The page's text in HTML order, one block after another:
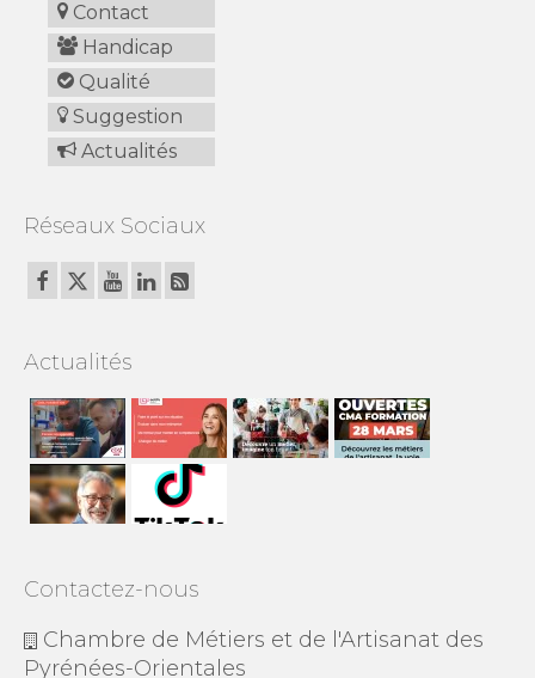
Contact
Handicap
Qualité
Suggestion
Actualités
Réseaux Sociaux
Actualités
Contactez-nous
Chambre de Métiers et de l'Artisanat des
Pyrénées-Orientales